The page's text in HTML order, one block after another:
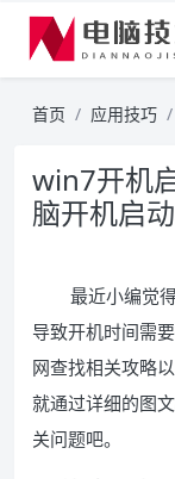
首页 应用技巧
win7开机
脑开机启
最近小编觉
导致开机时间需
网查找相关攻略
就通过详细的图
关问题吧。